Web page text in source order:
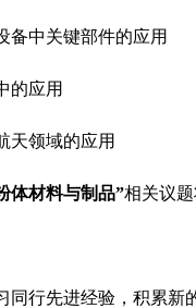
备中关键部件的应用
的应用
天领域的应用
体材料与制品”相关议
同行先进经验，积累新